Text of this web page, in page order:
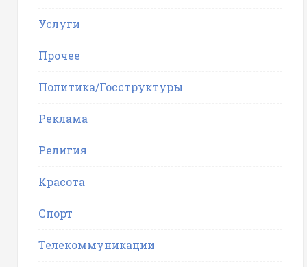
Услуги
Прочее
Политика/Госструктуры
Реклама
Религия
Красота
Спорт
Телекоммуникации